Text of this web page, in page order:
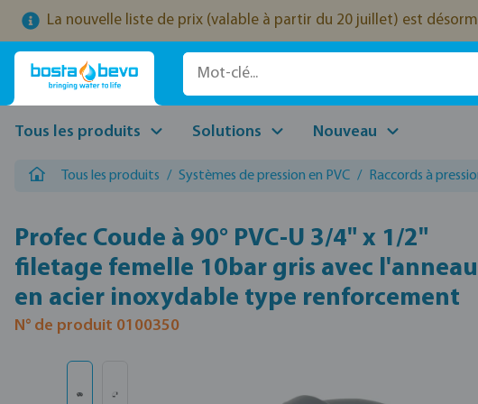
au contenu principal
Passer à la recherche
Passer à la navigation principale
La nouvelle liste de prix (valable à partir du 20 juillet) est
Tous les produits Solutions Nouveau
Tous les produits / Systèmes de pression en PVC / Raccords à
Profec Coude à 90° PVC-U 3/4" x 1/2"
filetage femelle 10bar gris avec l'anneau
en acier inoxydable type renforcement
N° de produit 0100350